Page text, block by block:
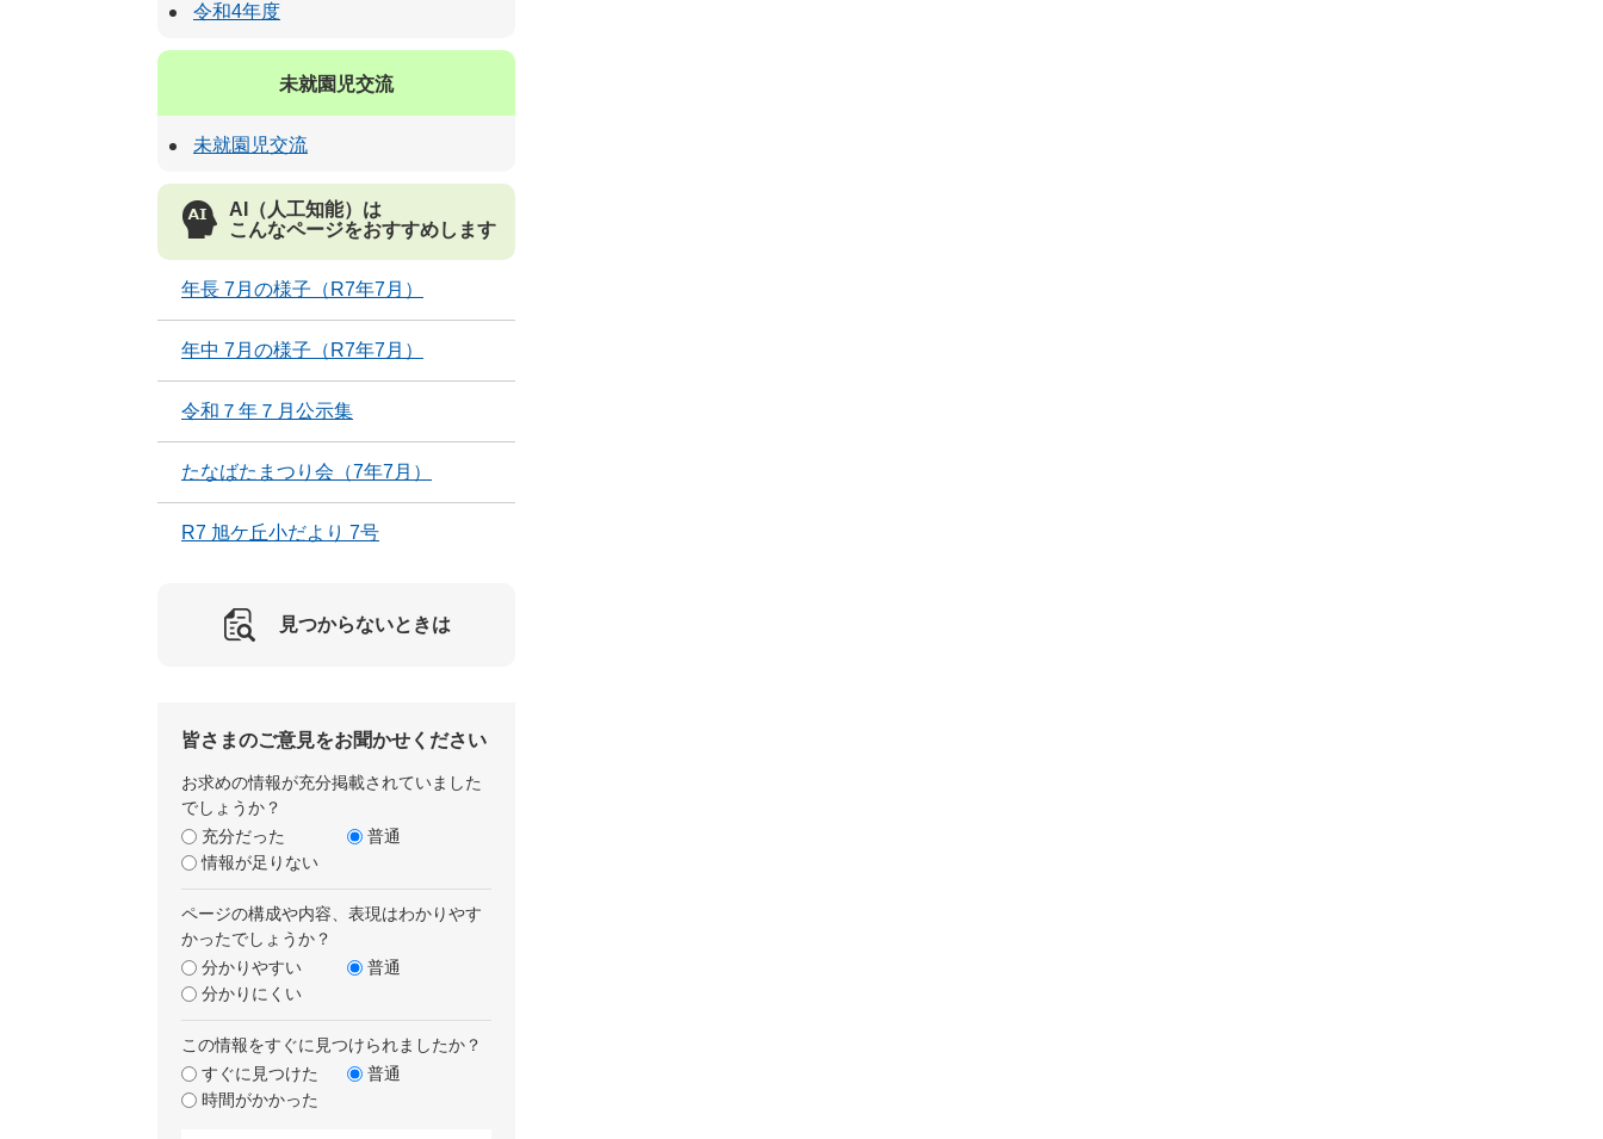
令和4年度
未就園児交流
未就園児交流
AI（人工知能）は
こんなページをおすすめします
年長 7月の様子（R7年7月）
年中 7月の様子（R7年7月）
令和７年７月公示集
たなばたまつり会（7年7月）
R7 旭ケ丘小だより 7号
見つからないときは
皆さまのご意見をお聞かせください
お求めの情報が充分掲載されていました
でしょうか？
充分だった
普通
情報が足りない
ページの構成や内容、表現はわかりやす
かったでしょうか？
分かりやすい
普通
分かりにくい
この情報をすぐに見つけられましたか？
すぐに見つけた
普通
時間がかかった